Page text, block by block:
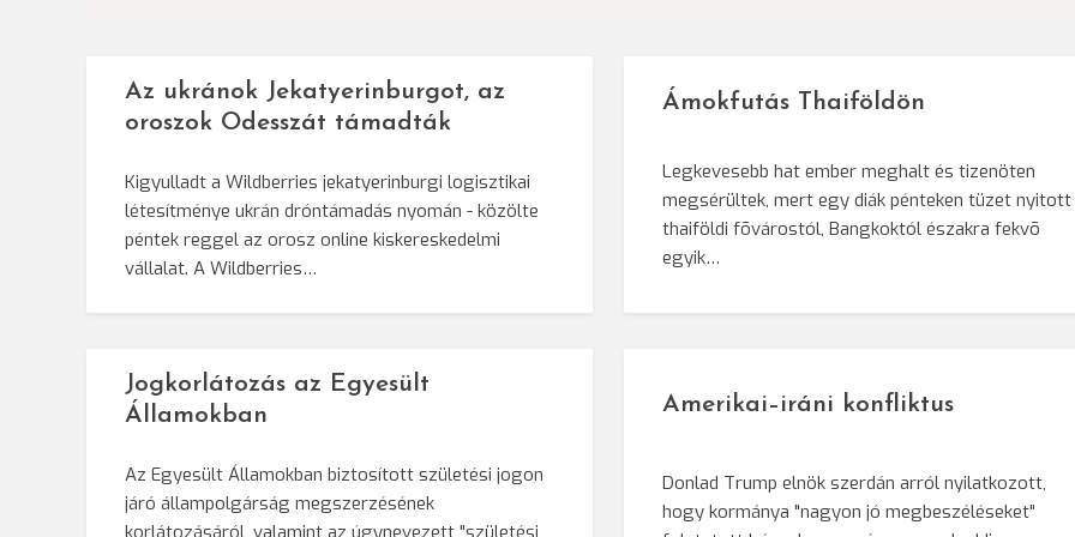
Az ukránok Jekatyerinburgot, az
oroszok Odesszát támadták
Kigyulladt a Wildberries jekatyerinburgi logisztikai
létesítménye ukrán dróntámadás nyomán - közölte
péntek reggel az orosz online kiskereskedelmi
vállalat. A Wildberries…
Ámokfutás Thaiföldön
Legkevesebb hat ember meghalt és tizenöten
megsérültek, mert egy diák pénteken tüzet nyitott
thaiföldi fõvárostól, Bangkoktól északra fekvõ
egyik…
Jogkorlátozás az Egyesült
Államokban
Az Egyesült Államokban biztosított születési jogon
járó állampolgárság megszerzésének
Amerikai–iráni konfliktus
Donlad Trump elnök szerdán arról nyilatkozott,
hogy kormánya "nagyon jó megbeszéléseket"